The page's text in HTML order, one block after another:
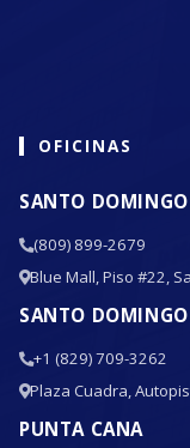
OFICINAS
SANTO DOMINGO
(809) 899-2679
Blue Mall, Piso #22,
SANTO DOMINGO
+1 (829) 709-3262
Plaza Cuadra,
PUNTA CANA